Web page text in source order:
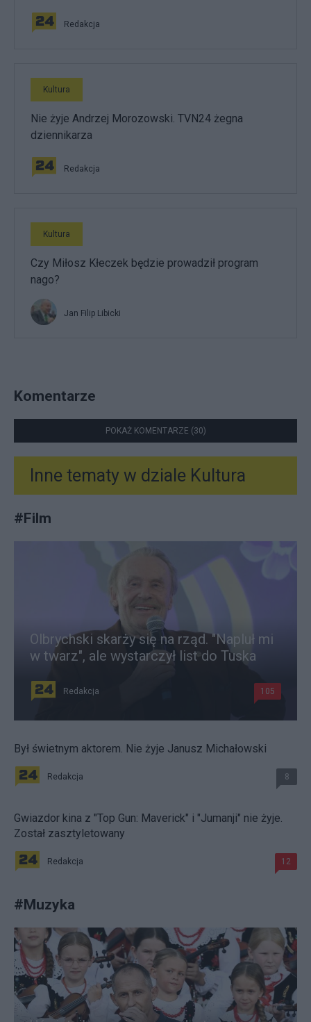
Redakcja
Kultura
Nie żyje Andrzej Morozowski. TVN24 żegna
dziennikarza
Redakcja
Kultura
Czy Miłosz Kłeczek będzie prowadził program
nago?
Jan Filip Libicki
Komentarze
POKAŻ KOMENTARZE (30)
Inne tematy w dziale Kultura
#Film
Olbrychski skarży się na rząd. "Napluł mi
w twarz", ale wystarczył list do Tuska
Redakcja 105
Był świetnym aktorem. Nie żyje Janusz Michałowski
Redakcja 8
Gwiazdor kina z "Top Gun: Maverick" i "Jumanji" nie żyje.
Został zasztyletowany
Redakcja 12
#Muzyka